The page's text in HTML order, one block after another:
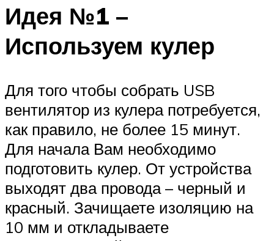
Идея №1 –
Используем кулер
Для того чтобы собрать USB
вентилятор из кулера потребуется,
как правило, не более 15 минут.
Для начала Вам необходимо
подготовить кулер. От устройства
выходят два провода – черный и
красный. Зачищаете изоляцию на
10 мм и откладываете